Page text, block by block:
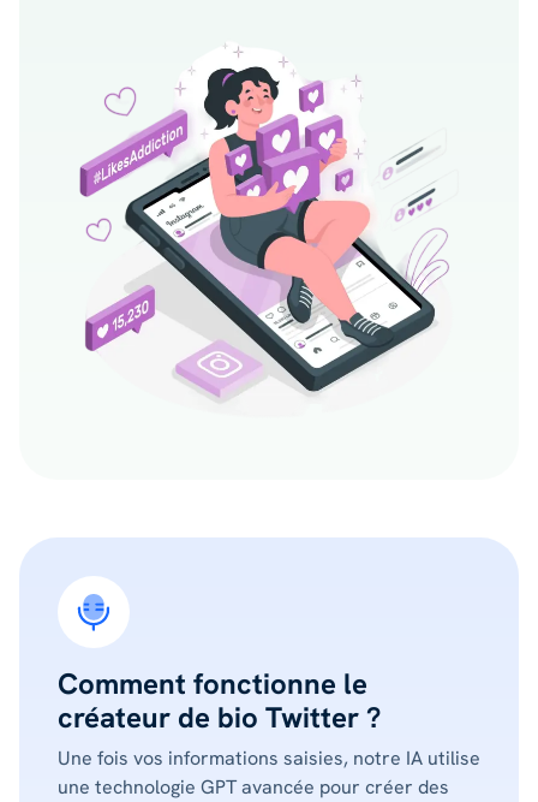
Comment fonctionne le
créateur de bio Twitter ?
Une fois vos informations saisies, notre IA utilise
une technologie GPT avancée pour créer des